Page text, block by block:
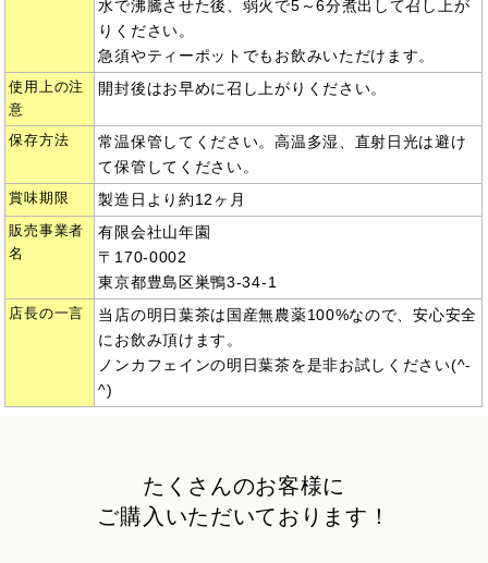
水で沸騰させた後、弱火で5～6分煮出して召し上が
りください。
急須やティーポットでもお飲みいただけます。
使用上の注
意
開封後はお早めに召し上がりください。
保存方法
常温保管してください。高温多湿、直射日光は避け
て保管してください。
賞味期限 製造日より約12ヶ月
販売事業者
名
有限会社山年園
〒170-0002
東京都豊島区巣鴨3-34-1
店長の一言
当店の明日葉茶は国産無農薬100%なので、安心安全
にお飲み頂けます。
ノンカフェインの明日葉茶を是非お試しください(^-
^)
たくさんのお客様に
ご購入いただいております！